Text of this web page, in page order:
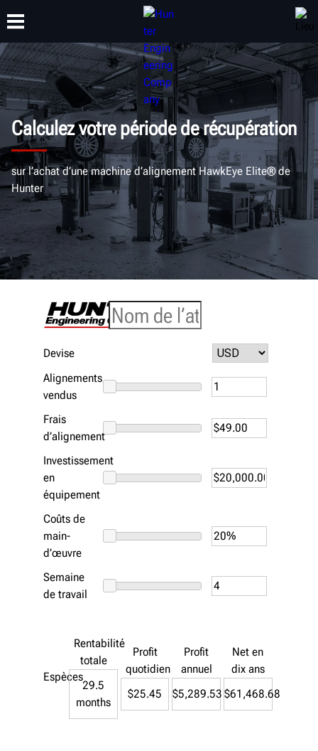
PRODUITS ASSISTANCE
FORMATION
À PROPOS DE
Calculez votre période de récupération
sur l’achat d’une machine d’alignement HawkEye Elite® de
Hunter
Devise
Alignements
vendus
Frais
d’alignement
Investissement
en
équipement
Coûts de
main-
d’œuvre
Semaine
de travail
Espèces
Rentabilité
totale
29.5
months
Profit
quotidien
$25.45
Profit
annuel
$5,289.53
Net en
dix ans
$61,468.68